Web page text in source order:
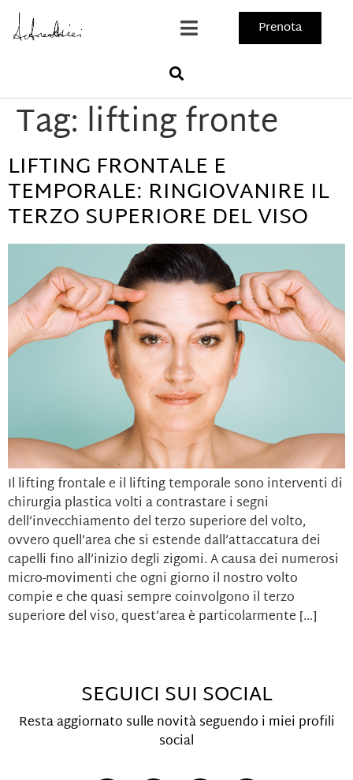
Prenota
Tag: lifting fronte
LIFTING FRONTALE E
TEMPORALE: RINGIOVANIRE IL
TERZO SUPERIORE DEL VISO
Il lifting frontale e il lifting temporale sono interventi di
chirurgia plastica volti a contrastare i segni
dell’invecchiamento del terzo superiore del volto,
ovvero quell’area che si estende dall’attaccatura dei
capelli fino all’inizio degli zigomi. A causa dei numerosi
micro-movimenti che ogni giorno il nostro volto
compie e che quasi sempre coinvolgono il terzo
superiore del viso, quest’area è particolarmente […]
SEGUICI SUI SOCIAL
Resta aggiornato sulle novità seguendo i miei profili
social